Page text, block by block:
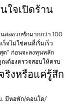
ใจเปิดร้าน
สะดวกซักมากกว่า 100
จไม่ใช่คนที่เริ่มเร็ว
” ก่อนจะลงทุนหลัก
ต้องตรวจสอบให้ครบ
ริงหรือแค่รู้สึก
. มีหอพัก/คอนโด/